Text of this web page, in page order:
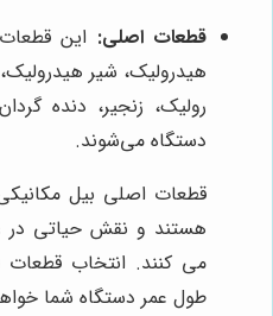
قطعات اصلی: این
هیدرولیک، شیر
رولیک، زنجیر، دنده
دستگاه می‌شوند.
قطعات اصلی بیل
هستند و نقش حیاتی در
می کنند. انتخاب
طول عمر دستگاه شما